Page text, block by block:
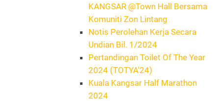
KANGSAR @Town Hall Bersama
Komuniti Zon Lintang
Notis Perolehan Kerja Secara
Undian Bil. 1/2024
Pertandingan Toilet Of The Year
2024 (TOTYA'24)
Kuala Kangsar Half Marathon
2024